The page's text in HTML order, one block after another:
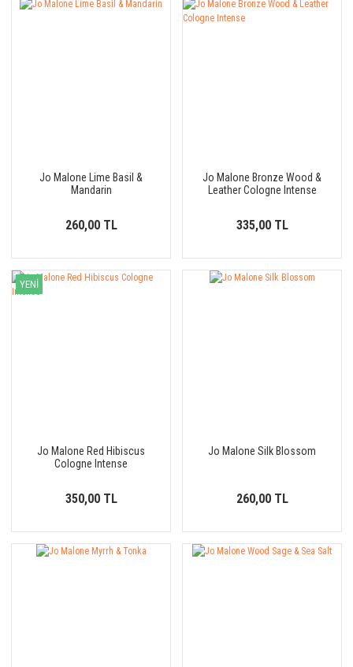
Jo Malone Lime Basil &
Mandarin
260,00 TL
Jo Malone Bronze Wood &
Leather Cologne Intense
335,00 TL
YENİ
Jo Malone Red Hibiscus
Cologne Intense
350,00 TL
Jo Malone Silk Blossom
260,00 TL